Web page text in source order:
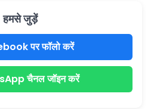
हमसे जुड़ें
पर फॉलो करें
चैनल जॉइन करें